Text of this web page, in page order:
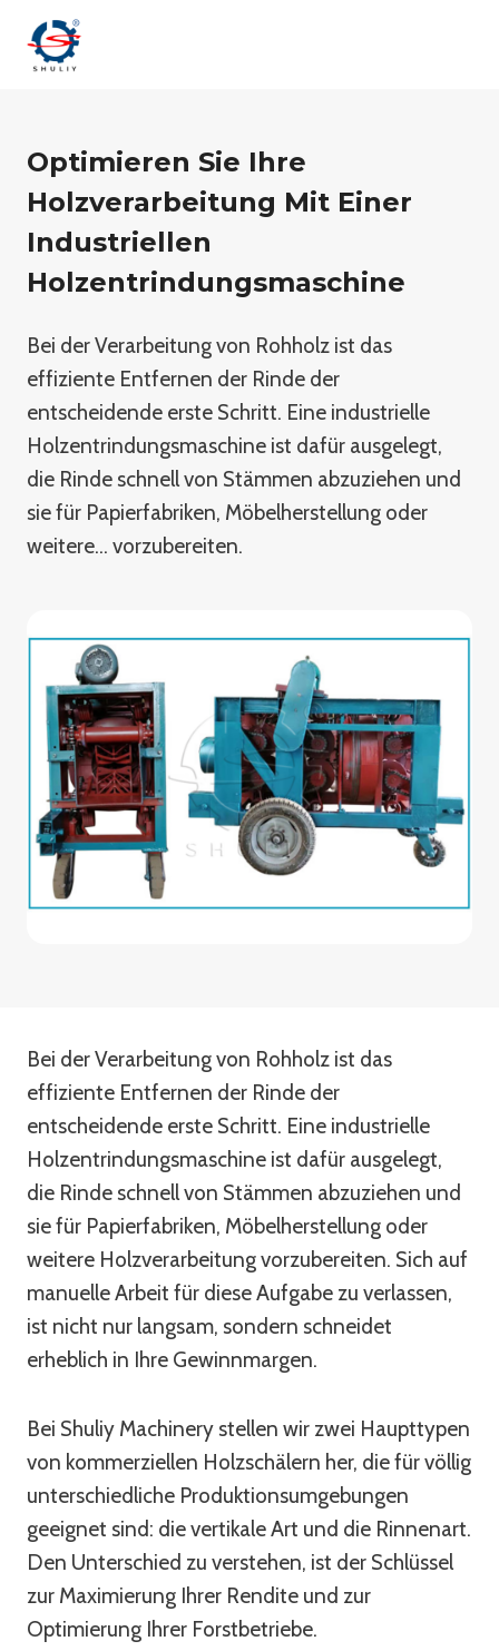
Inhalt
Optimieren Sie Ihre
Holzverarbeitung Mit Einer
Industriellen
Holzentrindungsmaschine
Bei der Verarbeitung von Rohholz ist das
effiziente Entfernen der Rinde der
entscheidende erste Schritt. Eine industrielle
Holzentrindungsmaschine ist dafür ausgelegt,
die Rinde schnell von Stämmen abzuziehen und
sie für Papierfabriken, Möbelherstellung oder
weitere… vorzubereiten.
Bei der Verarbeitung von Rohholz ist das
effiziente Entfernen der Rinde der
entscheidende erste Schritt. Eine industrielle
Holzentrindungsmaschine ist dafür ausgelegt,
die Rinde schnell von Stämmen abzuziehen und
sie für Papierfabriken, Möbelherstellung oder
weitere Holzverarbeitung vorzubereiten. Sich auf
manuelle Arbeit für diese Aufgabe zu verlassen,
ist nicht nur langsam, sondern schneidet
erheblich in Ihre Gewinnmargen.
Bei Shuliy Machinery stellen wir zwei Haupttypen
von kommerziellen Holzschälern her, die für völlig
unterschiedliche Produktionsumgebungen
geeignet sind: die vertikale Art und die Rinnenart.
Den Unterschied zu verstehen, ist der Schlüssel
zur Maximierung Ihrer Rendite und zur
Optimierung Ihrer Forstbetriebe.